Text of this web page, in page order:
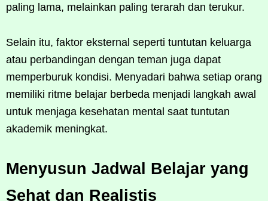
paling lama, melainkan paling terarah dan terukur.
Selain itu, faktor eksternal seperti tuntutan keluarga
atau perbandingan dengan teman juga dapat
memperburuk kondisi. Menyadari bahwa setiap orang
memiliki ritme belajar berbeda menjadi langkah awal
untuk menjaga kesehatan mental saat tuntutan
akademik meningkat.
Menyusun Jadwal Belajar yang
Sehat dan Realistis